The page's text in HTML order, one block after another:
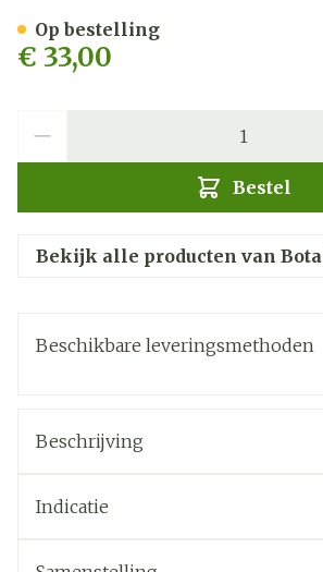
€ 33,00
Bestel
Op bestelling
Bekijk alle producten van Bota
Beschikbare leveringsmethoden
Beschrijving
Indicatie